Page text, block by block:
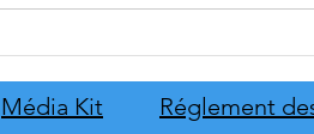
de
Média Kit
Réglement